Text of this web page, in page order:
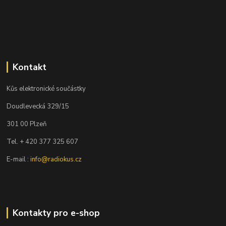
Kontakt
Kůs elektronické součástky
Doudlevecká 329/15
301 00 Plzeň
Tel. + 420 377 325 607
E-mail :info@radiokus.cz
Kontakty pro e-shop